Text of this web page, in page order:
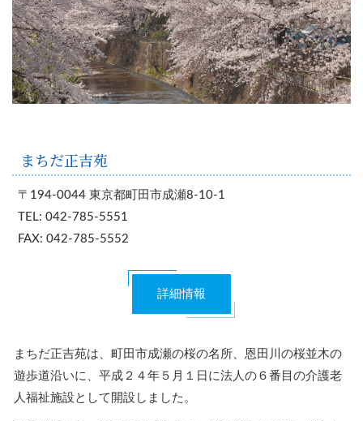
まちだ正吉苑
〒194-0044 東京都町田市成瀬8-10-1
TEL: 042-785-5551
FAX: 042-785-5552
詳細情報
まちだ正吉苑は、町田市成瀬の桜の名所、恩田川の桜並木の
遊歩道沿いに、平成２４年５月１日に法人の６番目の介護老
人福祉施設として開設しました。